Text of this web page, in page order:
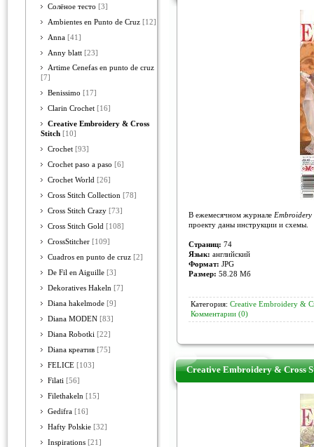
Солёное тесто [3]
Ambientes en Punto de Cruz [12]
Anna [41]
Anny blatt [23]
Artime Cenefas en punto de cruz
[7]
Benissimo [17]
Clarin Crochet [16]
Creative Embroidery & Cross
Stitch [10]
Crochet [93]
Crochet paso a paso [6]
Crochet World [26]
Cross Stitch Collection [78]
Cross Stitch Crazy [73]
Cross Stitch Gold [108]
CrossStitcher [109]
Cuadros en punto de cruz [2]
De Fil en Aiguille [3]
Dekoratives Hakeln [7]
Diana hakelmode [9]
Diana MODEN [83]
Diana Robotki [22]
Diana креатив [75]
FELICE [103]
Filati [56]
Filethakeln [15]
Gedifra [16]
Hafty Polskie [32]
Inspirations [21]
В ежемесячном журнале Embroidery
проекту даны инструкции и схемы.
Страниц: 74
Язык: английский
Формат: JPG
Размер: 58.28 Mб
Категория: Creative Embroidery &
Комментарии (0)
Creative Embroidery & Cross